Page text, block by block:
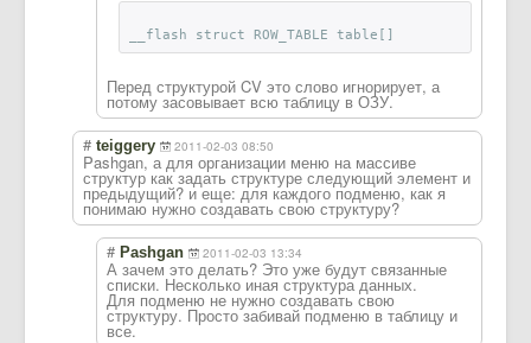
__flash struct ROW_TABLE table[]
Перед структурой CV это слово игнорирует, а
потому засовывает всю таблицу в ОЗУ.
# teiggery 2011-02-03 08:50
Pashgan, а для организации меню на массиве
структур как задать структуре следующий элемент и
предыдущий? и еще: для каждого подменю, как я
понимаю нужно создавать свою структуру?
# Pashgan 2011-02-03 13:34
А зачем это делать? Это уже будут связанные
списки. Несколько иная структура данных.
Для подменю не нужно создавать свою
структуру. Просто забивай подменю в таблицу и
все.